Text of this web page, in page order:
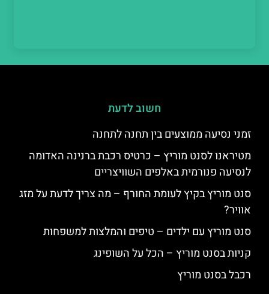
חשוב לדעת
זמני נסיעה ממוצעים בין תחנה לתחנה
מטיראנו לסנט מוריץ – כרטיס רכבת ברנינה האדומה
לנסיעה פנורמית באלפים השוויצריים
סנט מוריץ בקיץ לעומת החורף – מה צריך לדעת על מזג
אוויר?
סנט מוריץ עם ילדים – טיפים והמלצות למשפחות
קניות בסנט מוריץ – הכל על השופינג
רכבל בסנט מוריץ